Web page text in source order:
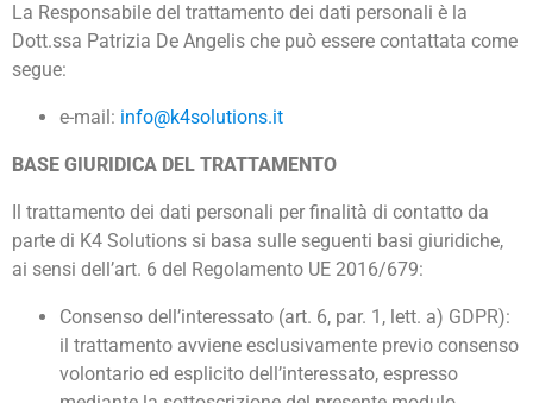
La Responsabile del trattamento dei dati personali è la
Dott.ssa Patrizia De Angelis che può essere contattata come
segue:
e-mail: info@k4solutions.it
BASE GIURIDICA DEL TRATTAMENTO
Il trattamento dei dati personali per finalità di contatto da
parte di K4 Solutions si basa sulle seguenti basi giuridiche,
ai sensi dell’art. 6 del Regolamento UE 2016/679:
Consenso dell’interessato (art. 6, par. 1, lett. a) GDPR):
il trattamento avviene esclusivamente previo consenso
volontario ed esplicito dell’interessato, espresso